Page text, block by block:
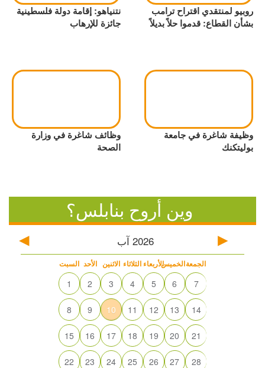
روبيو لمنتقدي اقتراح ترامب
بشأن القطاع: قدموا حلاً بديلاً
نتنياهو: إقامة دولة فلسطينية
جائزة للإرهاب
وظيفة شاغرة في جامعة
بوليتكنك
وظائف شاغرة في وزارة
الصحة
وين أروح بنابلس؟
2026 آب
السبت الأحد الاثنين الثلاثاء الأربعاءالخميسالجمعة
1 2 3 4 5 6 7
8 9 10 11 12 13 14
15 16 17 18 19 20 21
22 23 24 25 26 27 28